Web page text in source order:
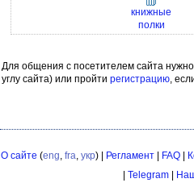
книжные
полки
Для общения с посетителем сайта
углу сайта) или пройти регистрацию,
О сайте (eng, fra, укр) | Регламент| FAQ|
Telegram